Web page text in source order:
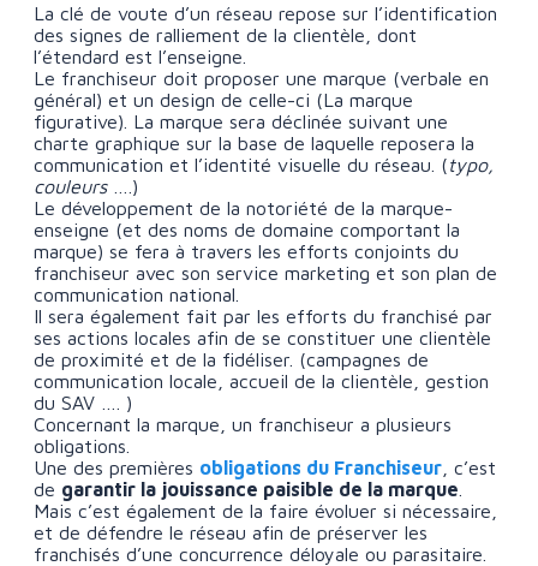
La clé de voute d’un réseau repose sur l’identification
des signes de ralliement de la clientèle, dont
l’étendard est l’enseigne.
Le franchiseur doit proposer une marque (verbale en
général) et un design de celle-ci (La marque
figurative). La marque sera déclinée suivant une
charte graphique sur la base de laquelle reposera la
communication et l’identité visuelle du réseau. (typo,
couleurs….)
Le développement de la notoriété de la marque-
enseigne (et des noms de domaine comportant la
marque) se fera à travers les efforts conjoints du
franchiseur avec son service marketing et son plan de
communication national.
Il sera également fait par les efforts du franchisé par
ses actions locales afin de se constituer une clientèle
de proximité et de la fidéliser. (campagnes de
communication locale, accueil de la clientèle, gestion
du SAV …. )
Concernant la marque, un franchiseur a plusieurs
obligations.
Une des premières obligations du Franchiseur , c’est
de garantir la jouissance paisible de la marque
Mais c’est également de la faire évoluer si nécessaire,
et de défendre le réseau afin de préserver les
franchisés d’une concurrence déloyale ou parasitaire.